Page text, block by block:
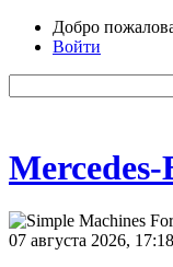
Добро
Войти
07 августа 2026,